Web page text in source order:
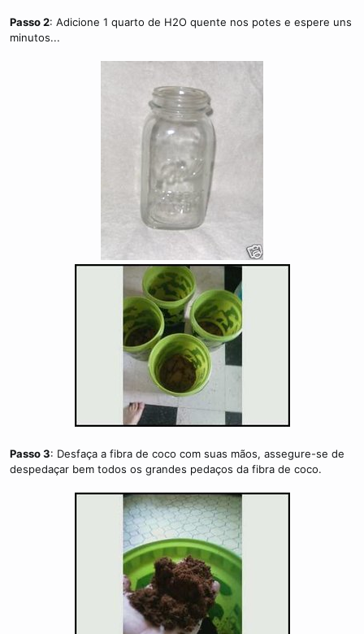
Passo 2: Adicione 1 quarto de H2O quente nos potes e espere uns
minutos...
Passo 3: Desfaça a fibra de coco com suas mãos, assegure-se de
despedaçar bem todos os grandes pedaços da fibra de coco.